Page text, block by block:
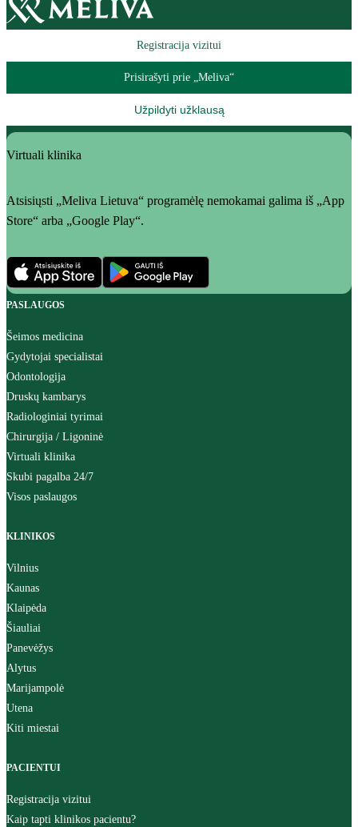
Registracija vizitui
Prisirašyti prie „Meliva“
Užpildyti užklausą
Virtuali klinika
Atsisiųsti „Meliva Lietuva“ programėlę nemokamai galima iš „App
Store“ arba „Google Play“.
PASLAUGOS
Šeimos medicina
Gydytojai specialistai
Odontologija
Druskų kambarys
Radiologiniai tyrimai
Chirurgija / Ligoninė
Virtuali klinika
Skubi pagalba 24/7
Visos paslaugos
KLINIKOS
Vilnius
Kaunas
Klaipėda
Šiauliai
Panevėžys
Alytus
Marijampolė
Utena
Kiti miestai
PACIENTUI
Registracija vizitui
Kaip tapti klinikos pacientu?